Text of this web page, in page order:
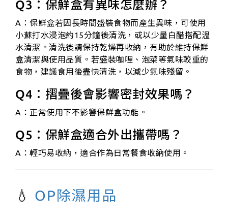
Q3：保鮮盒有異味怎麼辦？
A：保鮮盒若因長時間盛裝食物而產生異味，可使用
小蘇打水浸泡約15分鐘後清洗，或以少量白醋搭配溫
水清潔。清洗後請保持乾燥再收納，有助於維持保鮮
盒清潔與使用品質。若盛裝咖哩、泡菜等氣味較重的
食物，建議食用後盡快清洗，以減少氣味殘留。
Q4：摺疊後會影響密封效果嗎？
A：正常使用下不影響保鮮盒功能。
Q5：保鮮盒適合外出攜帶嗎？
A：輕巧易收納，適合作為日常餐食收納使用。
💧 OP除濕用品